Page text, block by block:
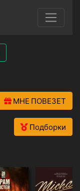
МНЕ ПОВЕЗЕТ
Подборки